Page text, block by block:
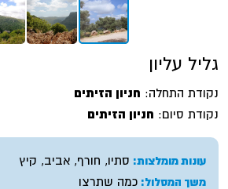
גליל עליון
נקודת התחלה: חניון הזיתים
נקודת סיום: חניון הזיתים
עונות מומלצות: סתיו, חורף, אביב, קיץ
משך המסלול: כמה שתרצו